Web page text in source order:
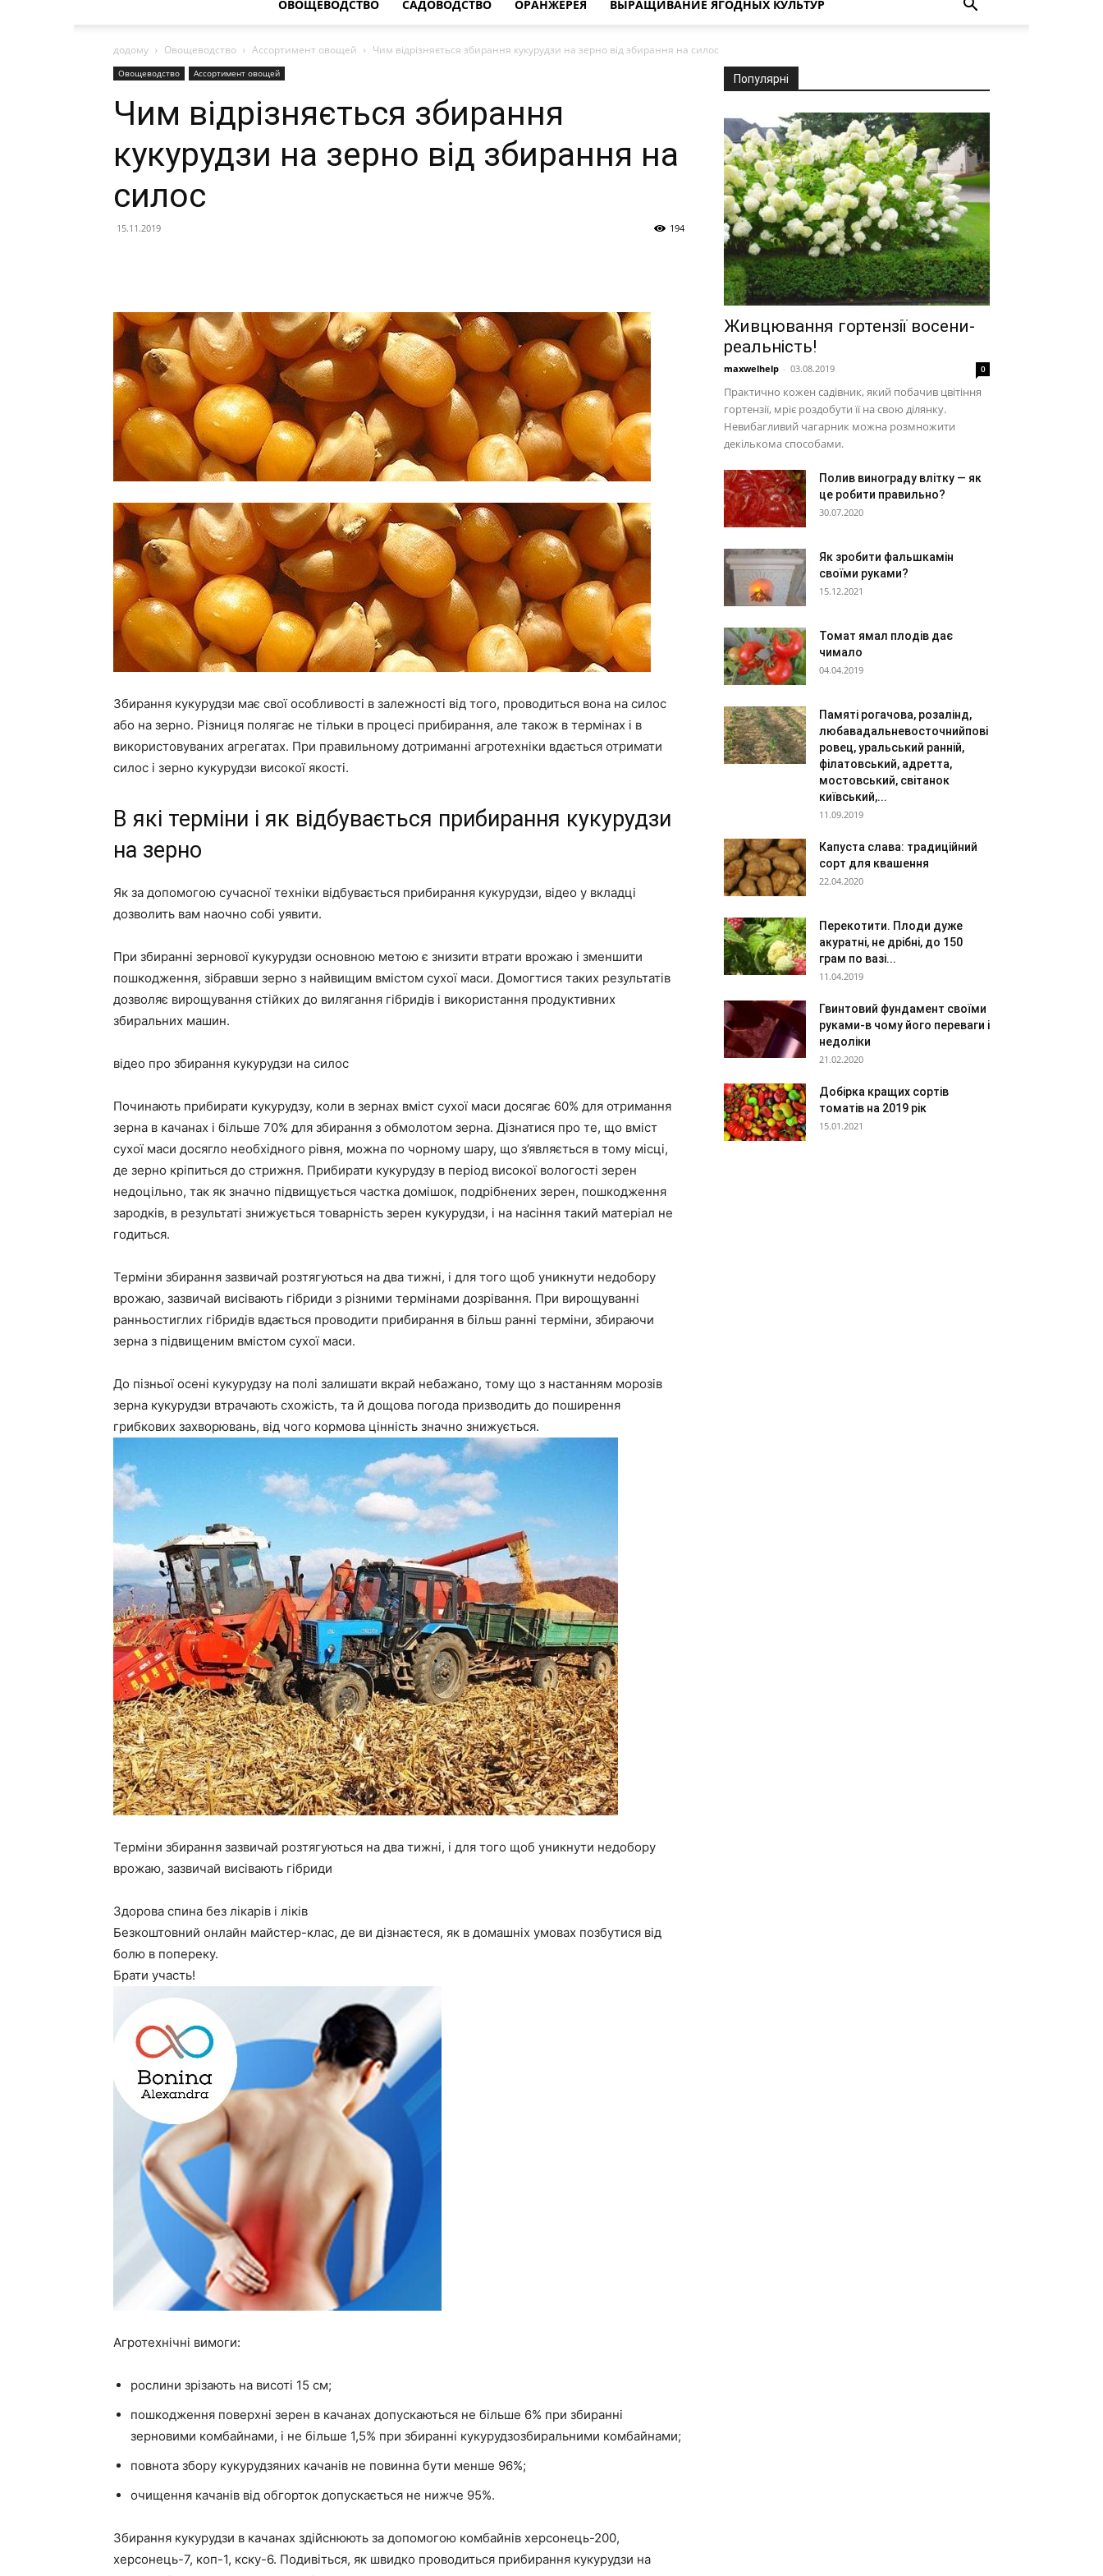
ОВОЩЕВОДСТВО САДОВОДСТВО ОРАНЖЕРЕЯ ВЫРАЩИВАНИЕ ЯГОДНЫХ КУЛЬТУР
додому Овощеводство Ассортимент овощей Чим відрізняється збирання кукурудзи на зерно від збирання на силос
Овощеводство Ассортимент овощей
Чим відрізняється збирання
кукурудзи на зерно від збирання на
силос
15.11.2019 194
Збирання кукурудзи має свої особливості в залежності від того, проводиться вона на силос
або на зерно. Різниця полягає не тільки в процесі прибирання, але також в термінах і в
використовуваних агрегатах. При правильному дотриманні агротехніки вдається отримати
силос і зерно кукурудзи високої якості.
В які терміни і як відбувається прибирання кукурудзи
на зерно
Як за допомогою сучасної техніки відбувається прибирання кукурудзи, відео у вкладці
дозволить вам наочно собі уявити.
При збиранні зернової кукурудзи основною метою є знизити втрати врожаю і зменшити
пошкодження, зібравши зерно з найвищим вмістом сухої маси. Домогтися таких результатів
дозволяє вирощування стійких до вилягання гібридів і використання продуктивних
збиральних машин.
відео про збирання кукурудзи на силос
Починають прибирати кукурудзу, коли в зернах вміст сухої маси досягає 60% для отримання
зерна в качанах і більше 70% для збирання з обмолотом зерна. Дізнатися про те, що вміст
сухої маси досягло необхідного рівня, можна по чорному шару, що з’являється в тому місці,
де зерно кріпиться до стрижня. Прибирати кукурудзу в період високої вологості зерен
недоцільно, так як значно підвищується частка домішок, подрібнених зерен, пошкодження
зародків, в результаті знижується товарність зерен кукурудзи, і на насіння такий матеріал не
годиться.
Терміни збирання зазвичай розтягуються на два тижні, і для того щоб уникнути недобору
врожаю, зазвичай висівають гібриди з різними термінами дозрівання. При вирощуванні
ранньостиглих гібридів вдається проводити прибирання в більш ранні терміни, збираючи
зерна з підвищеним вмістом сухої маси.
До пізньої осені кукурудзу на полі залишати вкрай небажано, тому що з настанням морозів
зерна кукурудзи втрачають схожість, та й дощова погода призводить до поширення
грибкових захворювань, від чого кормова цінність значно знижується.
Терміни збирання зазвичай розтягуються на два тижні, і для того щоб уникнути недобору
врожаю, зазвичай висівають гібриди
Здорова спина без лікарів і ліків
Безкоштовний онлайн майстер-клас, де ви дізнаєтеся, як в домашніх умовах позбутися від
болю в попереку.
Брати участь!
Агротехнічні вимоги:
рослини зрізають на висоті 15 см;
пошкодження поверхні зерен в качанах допускаються не більше 6% при збиранні
зерновими комбайнами, і не більше 1,5% при збиранні кукурудзозбиральними комбайнами;
повнота збору кукурудзяних качанів не повинна бути менше 96%;
очищення качанів від обгорток допускається не нижче 95%.
Збирання кукурудзи в качанах здійснюють за допомогою комбайнів херсонець-200,
херсонець-7, коп-1, кску-6. Подивіться, як швидко проводиться прибирання кукурудзи на
Популярні
Живцювання гортензії восени-
реальність!
maxwelhelp - 03.08.2019 0
Практично кожен садівник, який побачив цвітіння
гортензії, мріє роздобути її на свою ділянку.
Невибагливий чагарник можна розмножити
декількома способами.
Полив винограду влітку — як
це робити правильно?
30.07.2020
Як зробити фальшкамін
своїми руками?
15.12.2021
Томат ямал плодів дає
чимало
04.04.2019
Памяті рогачова, розалінд,
любавадальневосточнийпові
ровец, уральський ранній,
філатовський, адретта,
мостовський, світанок
київський,...
11.09.2019
Капуста слава: традиційний
сорт для квашення
22.04.2020
Перекотити. Плоди дуже
акуратні, не дрібні, до 150
грам по вазі...
11.04.2019
Гвинтовий фундамент своїми
руками-в чому його переваги і
недоліки
21.02.2020
Добірка кращих сортів
томатів на 2019 рік
15.01.2021